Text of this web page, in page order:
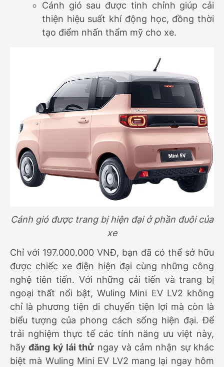
Cánh gió sau được tinh chỉnh giúp cải
thiện hiệu suất khí động học, đồng thời
tạo điểm nhấn thẩm mỹ cho xe.
Cánh gió được trang bị hiện đại ở phần đuôi của
xe
Chỉ với 197.000.000 VNĐ, bạn đã có thể sở hữu
được chiếc xe điện hiện đại cùng những công
nghệ tiên tiến. Với những cải tiến và trang bị
ngoại thất nổi bật, Wuling Mini EV LV2 không
chỉ là phương tiện di chuyển tiện lợi mà còn là
biểu tượng của phong cách sống hiện đại. Để
trải nghiệm thực tế các tính năng ưu việt này,
hãyđăng ký lái thử ngay và cảm nhận sự khác
biệt mà Wuling Mini EV LV2 mang lại ngay hôm